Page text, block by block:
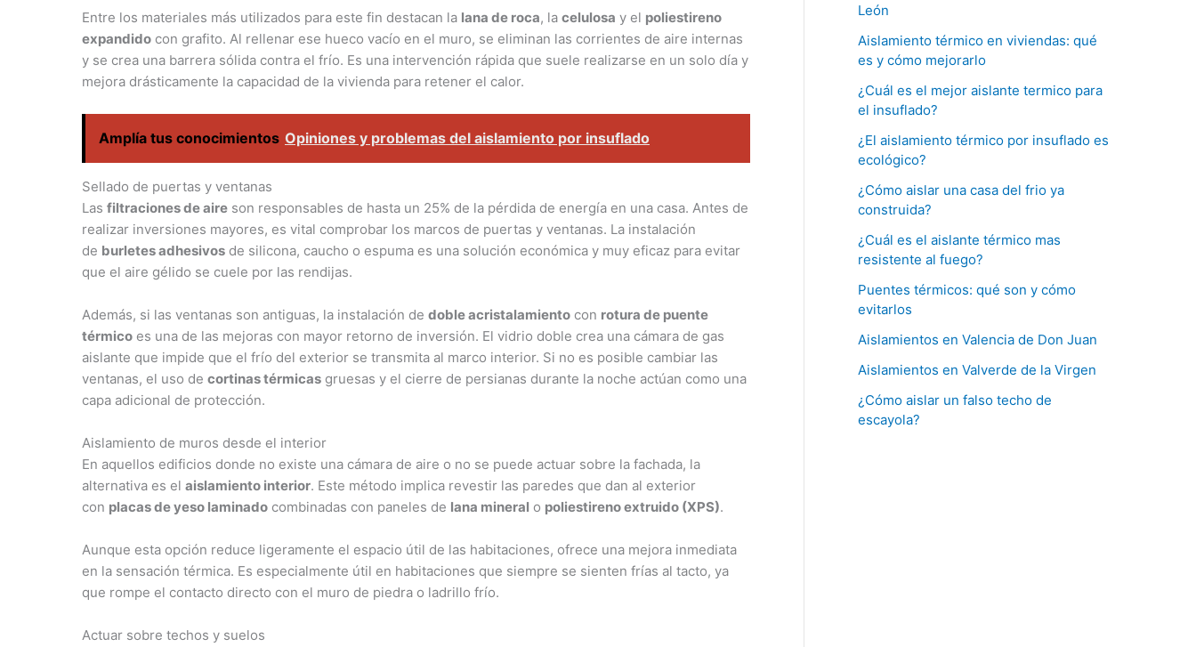
Entre los materiales más utilizados para este fin destacan la lana de roca, la celulosa y el poliestireno
expandido con grafito. Al rellenar ese hueco vacío en el muro, se eliminan las corrientes de aire internas
y se crea una barrera sólida contra el frío. Es una intervención rápida que suele realizarse en un solo día y
mejora drásticamente la capacidad de la vivienda para retener el calor.
Amplía tus conocimientos Opiniones y problemas del aislamiento por insuflado
Sellado de puertas y ventanas
Las filtraciones de aire son responsables de hasta un 25% de la pérdida de energía en una casa. Antes de
realizar inversiones mayores, es vital comprobar los marcos de puertas y ventanas. La instalación
de burletes adhesivos de silicona, caucho o espuma es una solución económica y muy eficaz para evitar
que el aire gélido se cuele por las rendijas.
Además, si las ventanas son antiguas, la instalación de doble acristalamiento con rotura de puente
térmico es una de las mejoras con mayor retorno de inversión. El vidrio doble crea una cámara de gas
aislante que impide que el frío del exterior se transmita al marco interior. Si no es posible cambiar las
ventanas, el uso de cortinas térmicas gruesas y el cierre de persianas durante la noche actúan como una
capa adicional de protección.
Aislamiento de muros desde el interior
En aquellos edificios donde no existe una cámara de aire o no se puede actuar sobre la fachada, la
alternativa es el aislamiento interior. Este método implica revestir las paredes que dan al exterior
con placas de yeso laminado combinadas con paneles de lana mineral o poliestireno extruido (XPS).
Aunque esta opción reduce ligeramente el espacio útil de las habitaciones, ofrece una mejora inmediata
en la sensación térmica. Es especialmente útil en habitaciones que siempre se sienten frías al tacto, ya
que rompe el contacto directo con el muro de piedra o ladrillo frío.
Actuar sobre techos y suelos
León
Aislamiento térmico en viviendas: qué
es y cómo mejorarlo
¿Cuál es el mejor aislante termico para
el insuflado?
¿El aislamiento térmico por insuflado es
ecológico?
¿Cómo aislar una casa del frio ya
construida?
¿Cuál es el aislante térmico mas
resistente al fuego?
Puentes térmicos: qué son y cómo
evitarlos
Aislamientos en Valencia de Don Juan
Aislamientos en Valverde de la Virgen
¿Cómo aislar un falso techo de
escayola?